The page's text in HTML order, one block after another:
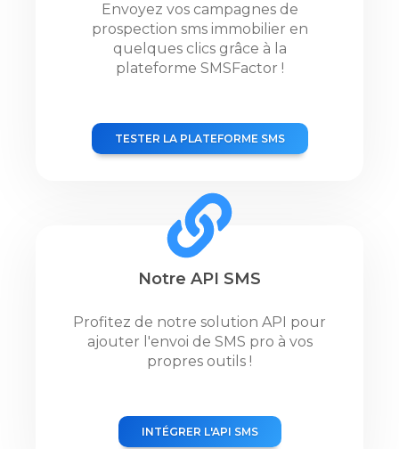
Envoyez vos campagnes de
prospection sms immobilier en
quelques clics grâce à la
plateforme SMSFactor !
TESTER LA PLATEFORME SMS
Notre API SMS
Profitez de notre solution API pour
ajouter l'envoi de SMS pro à vos
propres outils !
INTÉGRER L'API SMS